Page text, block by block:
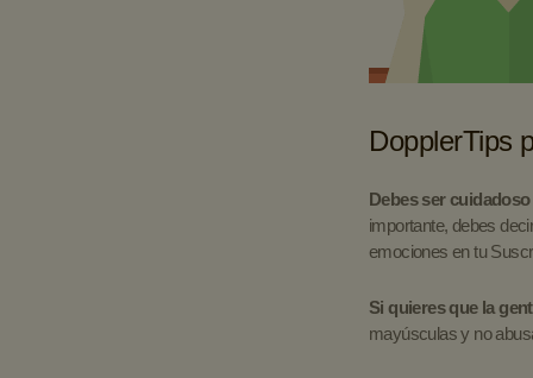
DopplerTips
Debes ser
importante, debes
emociones en tu
Si quieres que la
mayúsculas y no